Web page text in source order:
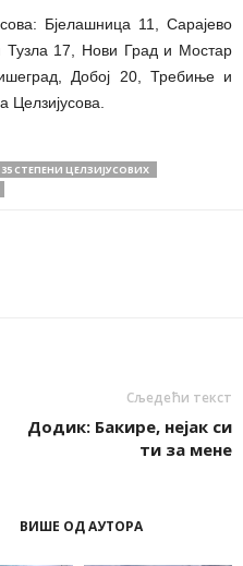
Бјелашница 11, Сарајево
17, Нови Град и Мостар
Добој 20, Требиње и
Целзијусова.
СТЕПЕНИ ЦЕЛЗИЈУСОВИХ
Сљедећи текст
Додик: Бакире, нејак си
ти за мене
ВИШЕ ОД АУТОРА